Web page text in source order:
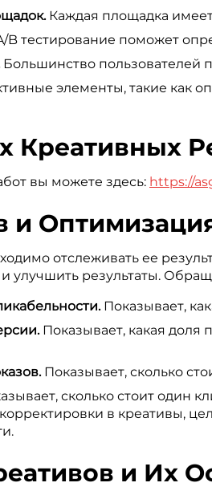
Каждая площадка
B тестирование поможет
Большинство пользователей
элементы, такие как
вы можете здесь: https://
и
отслеживать ее
улучшить результаты.
Показывает,
Показывает, какая доля
Показывает, сколько
сколько стоит один
в креативы,
и Их